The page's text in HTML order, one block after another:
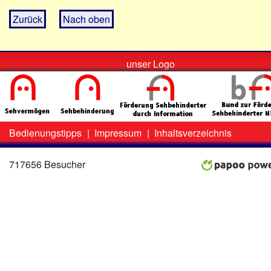
Zurück Nach oben
unser Logo
Zweit-
Menü
Bedienungstipps | Impressum | Inhaltsverzeichnis
717656 Besucher